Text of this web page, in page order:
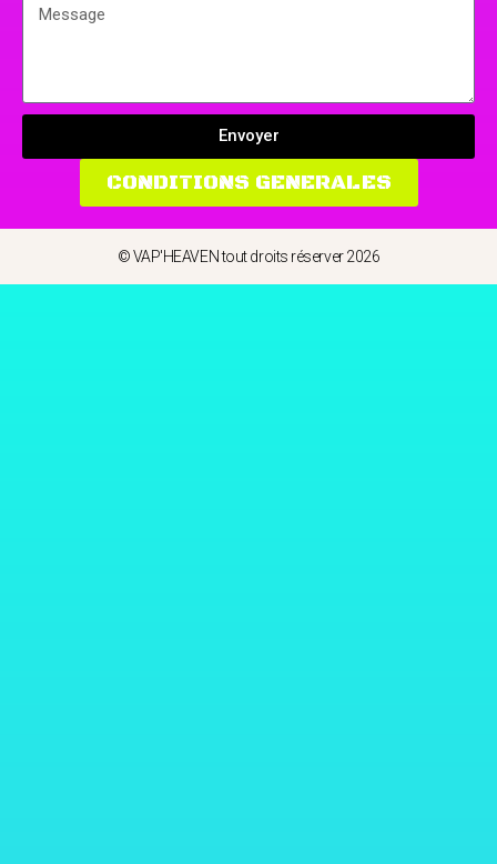
Envoyer
CONDITIONS GENERALES
© VAP'HEAVEN tout droits réserver 2026